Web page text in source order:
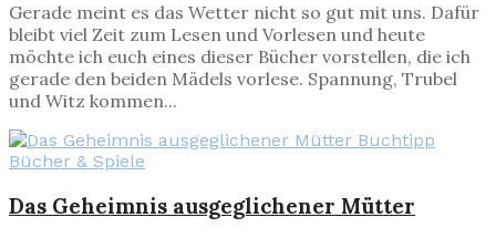
Gerade meint es das Wetter nicht so gut mit uns. Dafür
bleibt viel Zeit zum Lesen und Vorlesen und heute
möchte ich euch eines dieser Bücher vorstellen, die ich
gerade den beiden Mädels vorlese. Spannung, Trubel
und Witz kommen...
Bücher & Spiele
Das Geheimnis ausgeglichener Mütter